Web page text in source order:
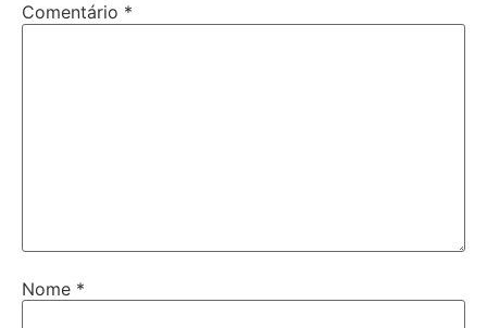
Comentário *
Nome *